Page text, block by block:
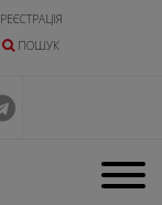
РЕЄСТРАЦІЯ
ПОШУК